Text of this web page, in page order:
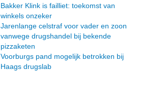
Bakker Klink is failliet: toekomst van
winkels onzeker
Jarenlange celstraf voor vader en zoon
vanwege drugshandel bij bekende
pizzaketen
Voorburgs pand mogelijk betrokken bij
Haags drugslab